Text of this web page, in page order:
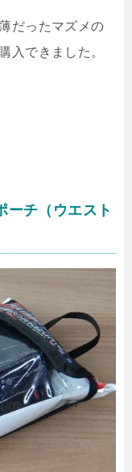
だったマズメの
入できました。
ーチ（ウエスト